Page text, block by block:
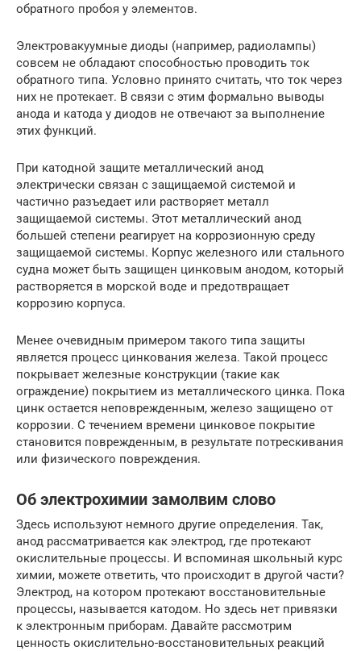
обратного пробоя у элементов.
Электровакуумные диоды (например, радиолампы)
совсем не обладают способностью проводить ток
обратного типа. Условно принято считать, что ток через
них не протекает. В связи с этим формально выводы
анода и катода у диодов не отвечают за выполнение
этих функций.
При катодной защите металлический анод
электрически связан с защищаемой системой и
частично разъедает или растворяет металл
защищаемой системы. Этот металлический анод
большей степени реагирует на коррозионную среду
защищаемой системы. Корпус железного или стального
судна может быть защищен цинковым анодом, который
растворяется в морской воде и предотвращает
коррозию корпуса.
Менее очевидным примером такого типа защиты
является процесс цинкования железа. Такой процесс
покрывает железные конструкции (такие как
ограждение) покрытием из металлического цинка. Пока
цинк остается неповрежденным, железо защищено от
коррозии. С течением времени цинковое покрытие
становится поврежденным, в результате потрескивания
или физического повреждения.
Об электрохимии замолвим слово
Здесь используют немного другие определения. Так,
анод рассматривается как электрод, где протекают
окислительные процессы. И вспоминая школьный курс
химии, можете ответить, что происходит в другой части?
Электрод, на котором протекают восстановительные
процессы, называется катодом. Но здесь нет привязки
к электронным приборам. Давайте рассмотрим
ценность окислительно-восстановительных реакций